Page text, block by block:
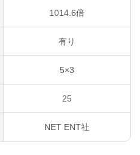
ラッドサッカーズ）は
ているゲームですか？
1014.6倍
有り
5×3
25
NET ENT社